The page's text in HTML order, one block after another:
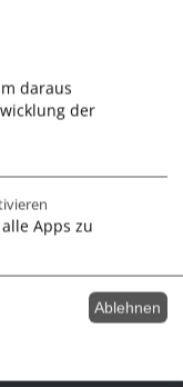
daraus
der
Apps zu
Ablehnen